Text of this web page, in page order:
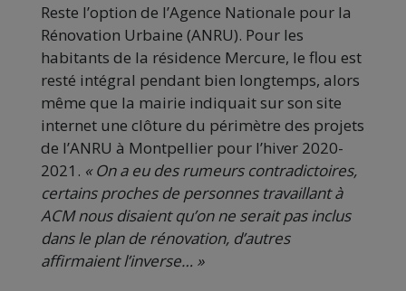
Reste l’option de l’Agence Nationale pour la
Rénovation Urbaine (ANRU). Pour les
habitants de la résidence Mercure, le flou est
resté intégral pendant bien longtemps, alors
même que la mairie indiquait sur son site
internet une clôture du périmètre des projets
de l’ANRU à Montpellier pour l’hiver 2020-
2021. « On a eu des rumeurs contradictoires,
certains proches de personnes travaillant à
ACM nous disaient qu’on ne serait pas inclus
dans le plan de rénovation, d’autres
affirmaient l’inverse… »